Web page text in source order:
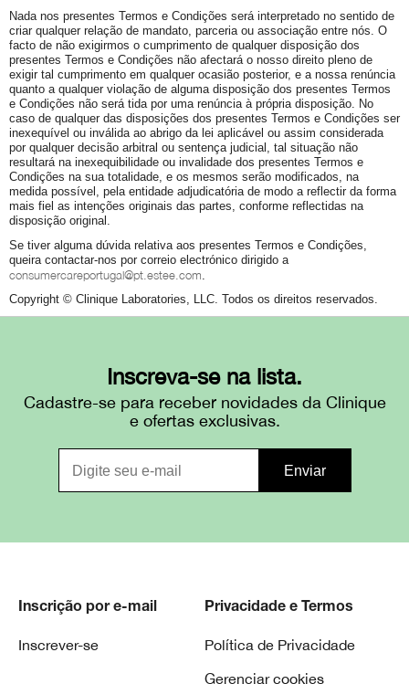
Nada nos presentes Termos e Condições será interpretado no sentido de
criar qualquer relação de mandato, parceria ou associação entre nós. O
facto de não exigirmos o cumprimento de qualquer disposição dos
presentes Termos e Condições não afectará o nosso direito pleno de
exigir tal cumprimento em qualquer ocasião posterior, e a nossa renúncia
quanto a qualquer violação de alguma disposição dos presentes Termos
e Condições não será tida por uma renúncia à própria disposição. No
caso de qualquer das disposições dos presentes Termos e Condições ser
inexequível ou inválida ao abrigo da lei aplicável ou assim considerada
por qualquer decisão arbitral ou sentença judicial, tal situação não
resultará na inexequibilidade ou invalidade dos presentes Termos e
Condições na sua totalidade, e os mesmos serão modificados, na
medida possível, pela entidade adjudicatória de modo a reflectir da forma
mais fiel as intenções originais das partes, conforme reflectidas na
disposição original.
Se tiver alguma dúvida relativa aos presentes Termos e Condições,
queira contactar-nos por correio electrónico dirigido a
consumercareportugal@pt.estee.com
Copyright © Clinique Laboratories, LLC. Todos os direitos reservados.
Inscreva-se na lista.
Cadastre-se para receber novidades da Clinique
e ofertas exclusivas.
Inscrição por e-mail
Inscrever-se
Privacidade e Termos
Política de Privacidade
Gerenciar cookies